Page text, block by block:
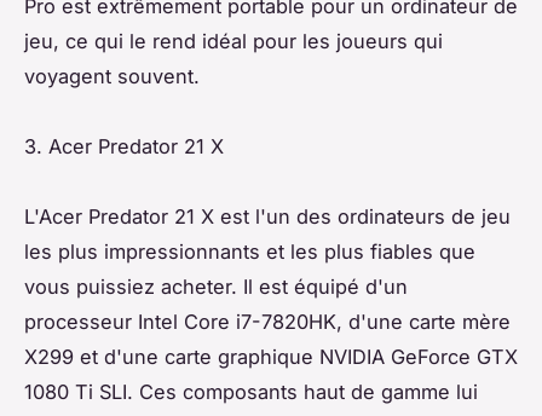
Pro est extrêmement portable pour un ordinateur de
jeu, ce qui le rend idéal pour les joueurs qui
voyagent souvent.
3. Acer Predator 21 X
L'Acer Predator 21 X est l'un des ordinateurs de jeu
les plus impressionnants et les plus fiables que
vous puissiez acheter. Il est équipé d'un
processeur Intel Core i7-7820HK, d'une carte mère
X299 et d'une carte graphique NVIDIA GeForce GTX
1080 Ti SLI. Ces composants haut de gamme lui